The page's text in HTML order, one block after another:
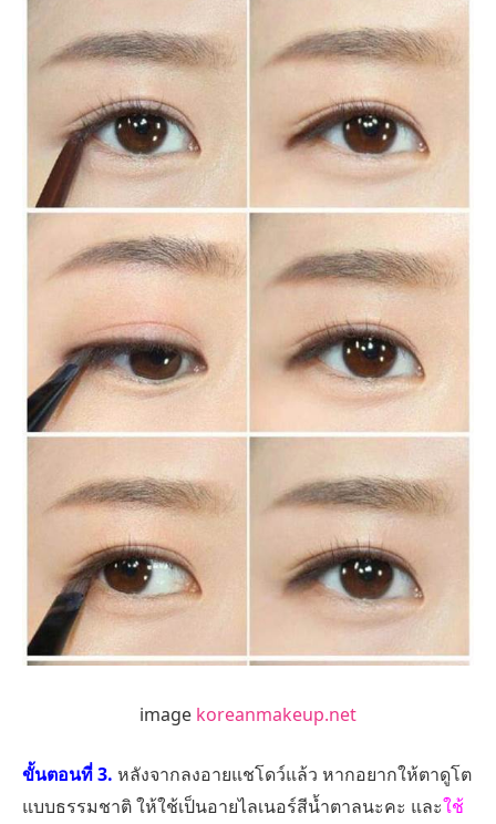
image koreanmakeup.net
ขั้นตอนที่ 3. หลังจากลงอายแชโดว์แล้ว หากอยากให้ตาดูโต
แบบธรรมชาติ ให้ใช้เป็นอายไลเนอร์สีน้ำตาลนะคะ และใช้